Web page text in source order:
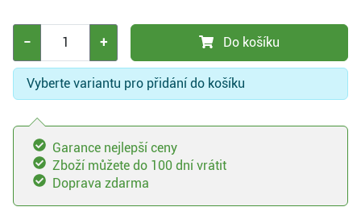
− + Do košíku
Vyberte variantu pro přidání do košíku
Garance nejlepší ceny
Zboží můžete do 100 dní vrátit
Doprava zdarma